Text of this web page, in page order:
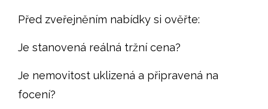
Před zveřejněním nabídky si ověřte:
Je stanovená reálná tržní cena?
Je nemovitost uklizená a připravená na
focení?